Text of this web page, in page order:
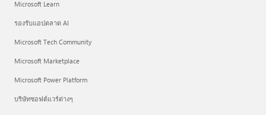
Microsoft Learn
รองรับแอปตลาด AI
Microsoft Tech Community
Microsoft Marketplace
Microsoft Power Platform
บริษัทซอฟต์แวร์ต่างๆ